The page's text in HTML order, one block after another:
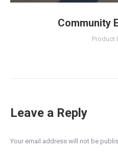
Community
Product
Leave a Reply
Your email address will not be